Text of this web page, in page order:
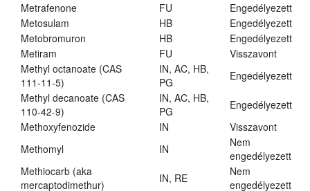
Metrafenone FU
Engedélyezett
Metosulam
HB
Engedélyezett
Metobromuron
HB
Engedélyezett
Metiram
FU
Visszavont
Methyl octanoate (CAS
111-11-5)
IN, AC, HB,
PG
Engedélyezett
Methyl decanoate (CAS
110-42-9)
IN, AC, HB,
PG
Engedélyezett
Methoxyfenozide
IN
Visszavont
Methomyl
IN
Nem
engedélyezett
Methiocarb (aka
mercaptodimethur)
IN, RE
Nem
engedélyezett